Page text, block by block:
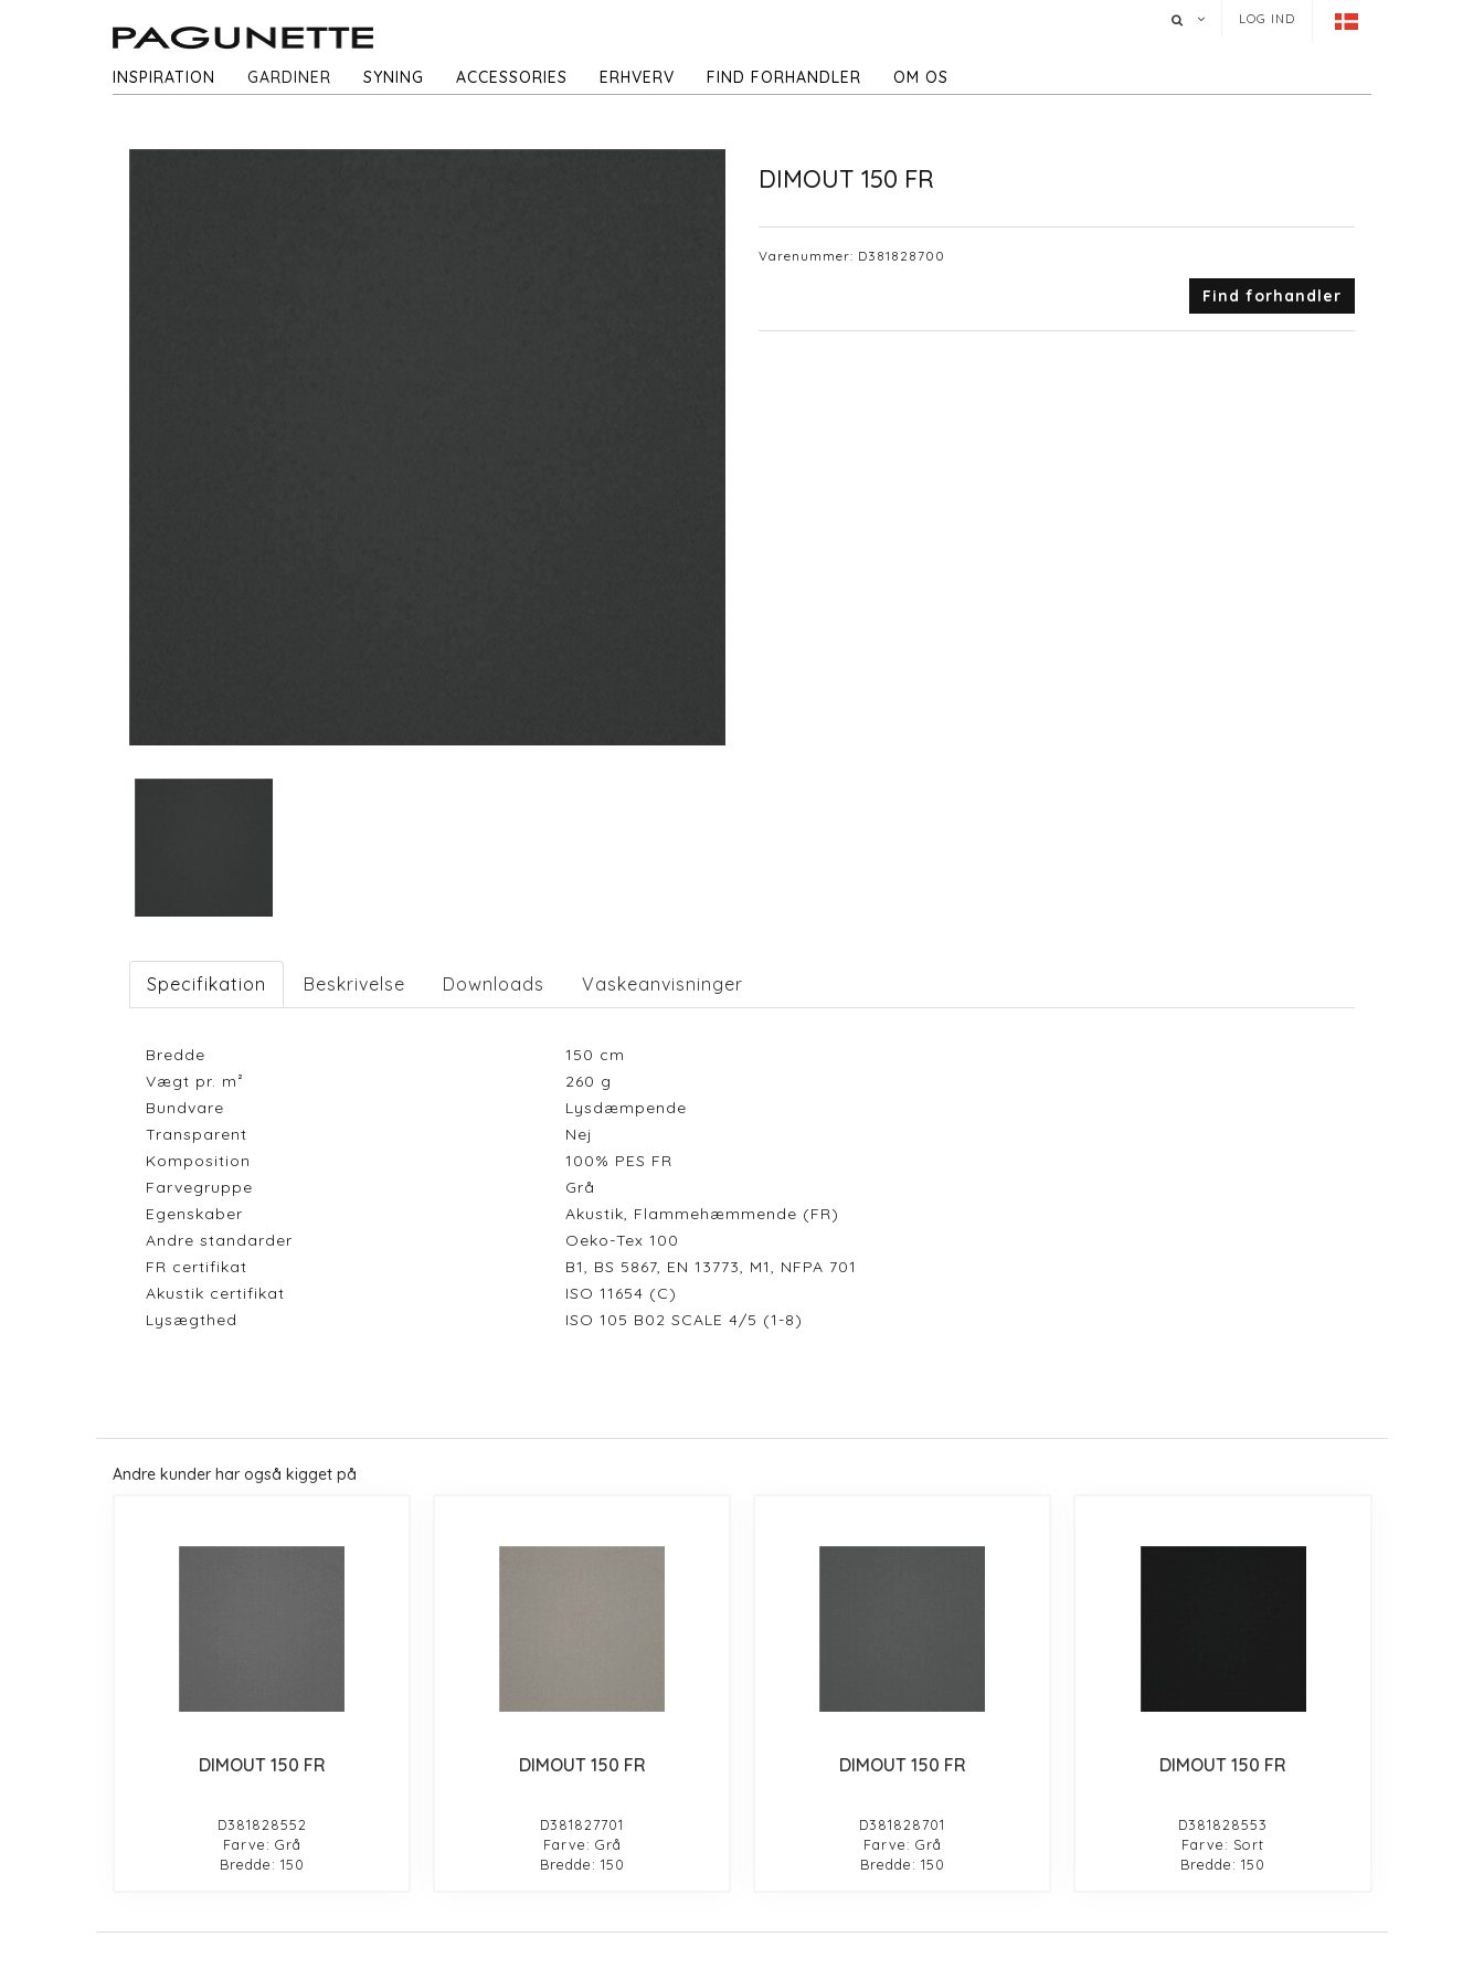
LOG IND
INSPIRATION GARDINER SYNING ACCESSORIES ERHVERV FIND FORHANDLER OM OS
DIMOUT 150 FR
Varenummer: D381828700
Find forhandler
Specifikation Beskrivelse Downloads Vaskeanvisninger
Bredde 150 cm
Vægt pr. m²
260 g
Bundvare
Lysdæmpende
Transparent
Nej
Komposition
100% PES FR
Farvegruppe
Grå
Egenskaber
Akustik, Flammehæmmende (FR)
Andre standarder
Oeko-Tex 100
FR certifikat
B1, BS 5867, EN 13773, M1, NFPA 701
Akustik certifikat
ISO 11654 (C)
Lysægthed
ISO 105 B02 SCALE 4/5 (1-8)
Andre kunder har også kigget på
DIMOUT 150 FR
D381828552
Farve: Grå
Bredde: 150
DIMOUT 150 FR
D381827701
Farve: Grå
Bredde: 150
DIMOUT 150 FR
D381828701
Farve: Grå
Bredde: 150
DIMOUT 150 FR
D381828553
Farve: Sort
Bredde: 150